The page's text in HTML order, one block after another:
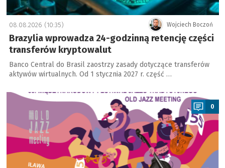
Wojciech Boczoń
08.08.2026 (10:35)
Brazylia wprowadza 24-godzinną retencję części
transferów kryptowalut
Banco Central do Brasil zaostrzy zasady dotyczące transferów
aktywów wirtualnych. Od 1 stycznia 2027 r. część …
a
0